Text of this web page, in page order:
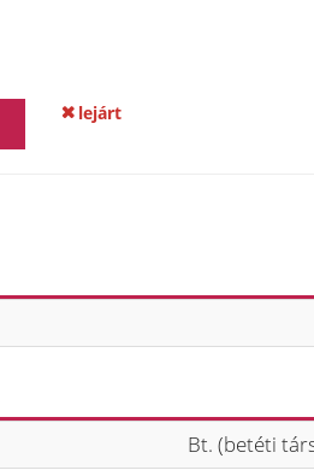
lejárt
Bt. (betéti